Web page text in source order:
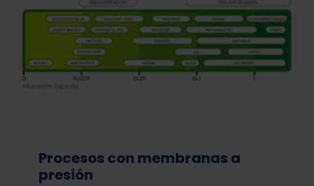
Procesos con membranas a
presión